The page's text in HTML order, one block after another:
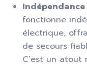
fonctionne
électrique,
de secours
C’est un